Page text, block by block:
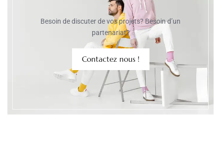
Besoin de discuter de vos projets? Besoin d’un
partenariat?
Contactez nous !